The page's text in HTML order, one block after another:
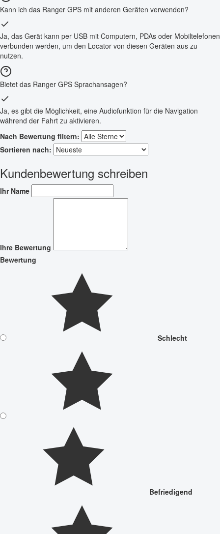
Kann ich das Ranger GPS mit anderen Geräten verwenden?
Ja, das Gerät kann per USB mit Computern, PDAs oder Mobiltelefonen
verbunden werden, um den Locator von diesen Geräten aus zu
nutzen.
Bietet das Ranger GPS Sprachansagen?
Ja, es gibt die Möglichkeit, eine Audiofunktion für die Navigation
während der Fahrt zu aktivieren.
Nach Bewertung filtern:
Sortieren nach:
Kundenbewertung schreiben
Ihr Name
Ihre Bewertung
Bewertung
Schlecht
Befriedigend